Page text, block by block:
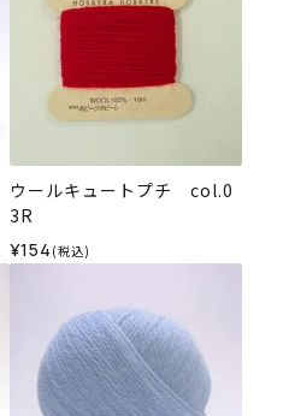
ウールキュートプチ col.0
3R
¥154 (税込)